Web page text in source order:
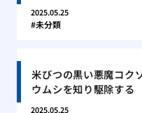
2025.05.25
未分類
米びつの黒い悪魔コク
ウムシを知り駆除する
2025.05.25